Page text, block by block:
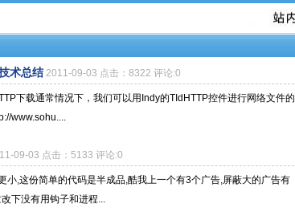
术总结 2011-09-03 点击：8322 评论:0
下载通常情况下，我们可以用Indy的TIdHTTP控件进行网络文件的
www.sohu....
09-03 点击：5133 评论:0
小,这份简单的代码是半成品,酷我上一个有3个广告,屏蔽大的广告有
下没有用钩子和进程...